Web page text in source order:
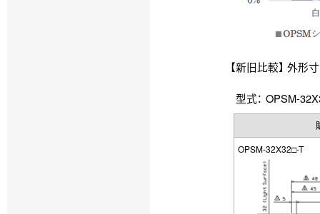
【新旧比較】 外形
型式： OPSM-
OPSM-32X32□-T